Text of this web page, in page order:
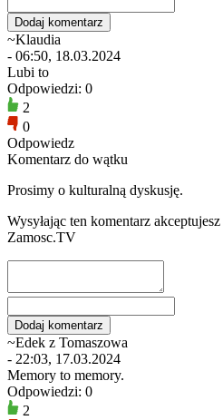
~Klaudia
- 06:50, 18.03.2024
Lubi to
Odpowiedzi: 0
2
0
Odpowiedz
Komentarz do wątku
Prosimy o kulturalną dyskusję.
Wysyłając ten komentarz akceptujesz
Zamosc.TV
~Edek z Tomaszowa
- 22:03, 17.03.2024
Memory to memory.
Odpowiedzi: 0
2